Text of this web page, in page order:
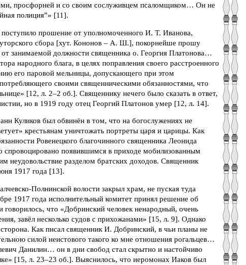
просфорней и со своим сослуживцем псаломщиком… Он не
полиция”» [11].
прошение от уполномоченного И. Т. Иванова,
сбора [хут. Кононов – А. Ш.], покорнейше прошу
занимаемой должности священника о. Георгия Платонова…
народного блага, в целях поправления своего расстроенного
его паровой мельницы, допускающего при этом
своими священническими обязанностями, что
[12, л. 2–2 об.]. Священнику нечего было сказать в ответ,
но в 1919 году отец Георгий Платонов умер [12, л. 14].
Куликов был обвинён в том, что на богослужениях не
крестьянам уничтожать портреты царя и царицы. Как
Ровенецкого благочинного священника Леонида
спровоцировано появившимся в приходе мобилизованным
разделом братских доходов. Священник
1917 года [13].
Полнинской волости закрыл храм, не пуская туда
1917 года исполнительный комитет принял решение об
что «Добринский человек ненародный, очень
завёл несколько судов с прихожанами» [15, л. 9]. Однако
Как писал священник И. Добринский, в чьи планы не
силой неистового такого ко мне отношения рогальцев…
Данилин… он в дни свобод стал скрытно и настойчиво
[15, л. 23–23 об.]. Выяснилось, что иеромонах Иаков был